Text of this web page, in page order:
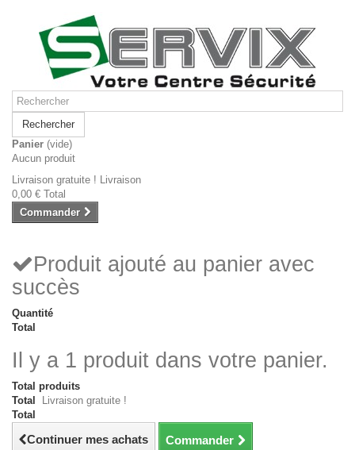
Rechercher
Panier (vide)
Aucun produit
Livraison gratuite ! Livraison
0,00 € Total
Commander
Produit ajouté au panier avec
succès
Quantité
Total
Il y a 1 produit dans votre panier.
Total produits
Total
Livraison gratuite !
Total
Continuer mes achats Commander